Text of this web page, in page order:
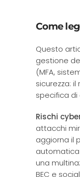
Come
Questo
gestione
(MFA,
sicurezza:
specifica di
Rischi
attacchi
aggiorna il
automatica
una
BEC e